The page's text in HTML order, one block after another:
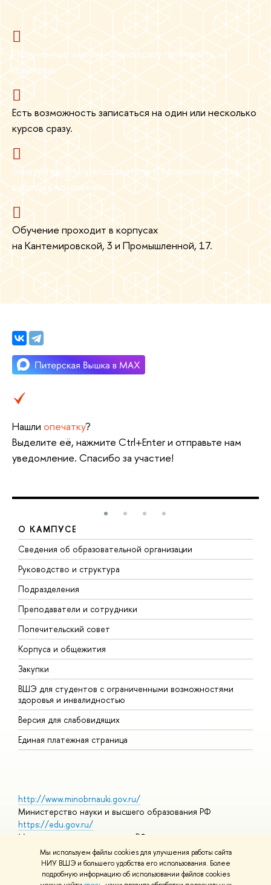
Мы используем файлы cookies для улучшения работы сайта
НИУ ВШЭ и большего удобства его использования. Более
подробную информацию об использовании файлов cookies
Полученные знания можно сразу применить на
практике.
Есть возможность записаться на один или несколько
курсов сразу.
Занятия ведут преподаватели с большим опытом
работы в компаниях.
Обучение проходит в корпусах
на Кантемировской, 3 и Промышленной, 17.
Нашли опечатку?
Выделите её, нажмите Ctrl+Enter и отправьте нам
уведомление. Спасибо за участие!
О КАМПУСЕ
Сведения об образовательной организации
Руководство и структура
Подразделения
Преподаватели и сотрудники
Попечительский совет
Корпуса и общежития
Закупки
ВШЭ для студентов с ограниченными возможностями
здоровья и инвалидностью
Версия для слабовидящих
Единая платежная страница
http://www.minobrnauki.gov.ru/
Министерство науки и высшего образования РФ
https://edu.gov.ru/
Министерство просвещения РФ
https://elearning.hse.ru/mooc
Массовые открытые онлайн-курсы